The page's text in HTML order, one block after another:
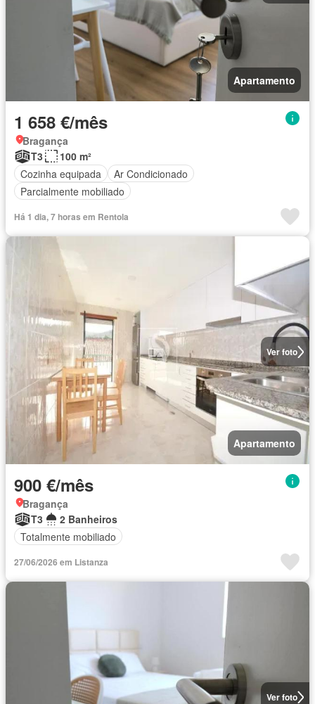
Apartamento
1 658 €/mês
Bragança
T3
100 m²
Cozinha equipada
Ar Condicionado
Parcialmente mobiliado
Há 1 dia, 7 horas em Rentola
Ver foto
Apartamento
900 €/mês
Bragança
T3
2 Banheiros
Totalmente mobiliado
27/06/2026 em Listanza
Ver foto